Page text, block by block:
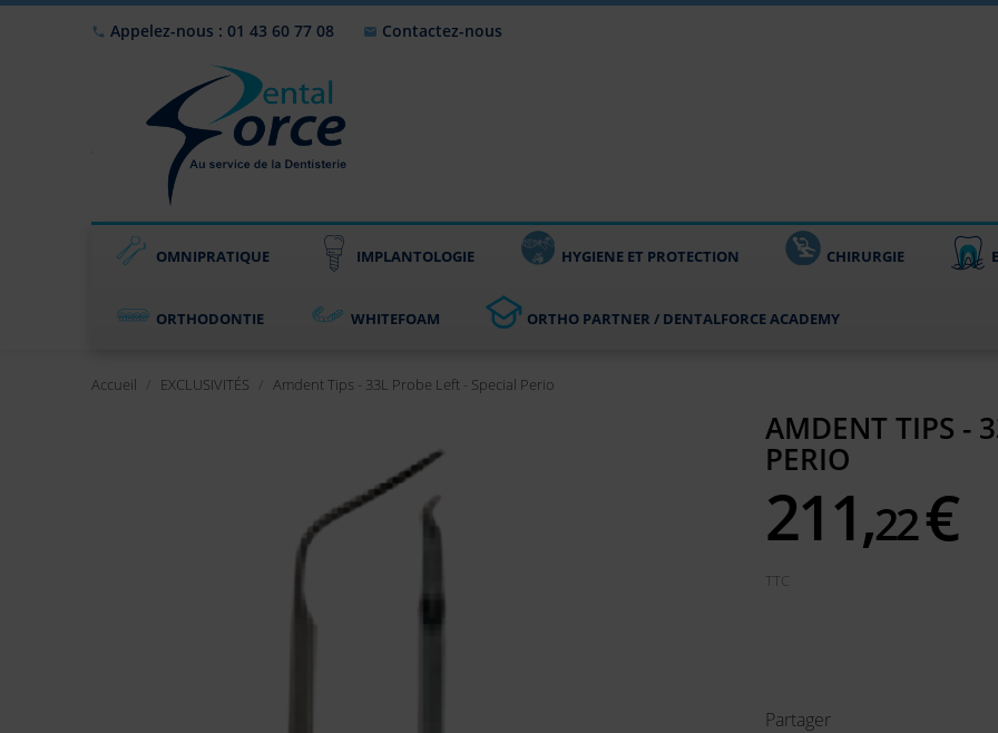
 Appelez-nous : 01 43 60 77 08  Contactez-nous
OMNIPRATIQUE IMPLANTOLOGIE HYGIENE ET PROTECTION CHIRURGIE
ORTHODONTIE WHITEFOAM ORTHO PARTNER / DENTALFORCE ACADEMY
Accueil EXCLUSIVITÉS Amdent Tips - 33L Probe Left - Special Perio
AMDENT TIPS -
PERIO
211,22€
TTC
Partager